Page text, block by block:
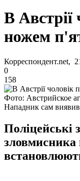
В Австрії
ножем
Корреспондент.net,
0
158
Фото: Австрийское
Нападник сам
Поліцейські
зловмисника